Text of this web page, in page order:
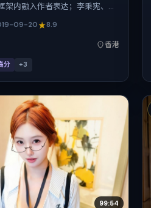
架内融入作者表达；李秉宪、安
线。故事类型为爱情，主拍摄地
中国香港。上映时间 2019年9月
弛有度。
09-20 8.9
香港
分 +3
99:54